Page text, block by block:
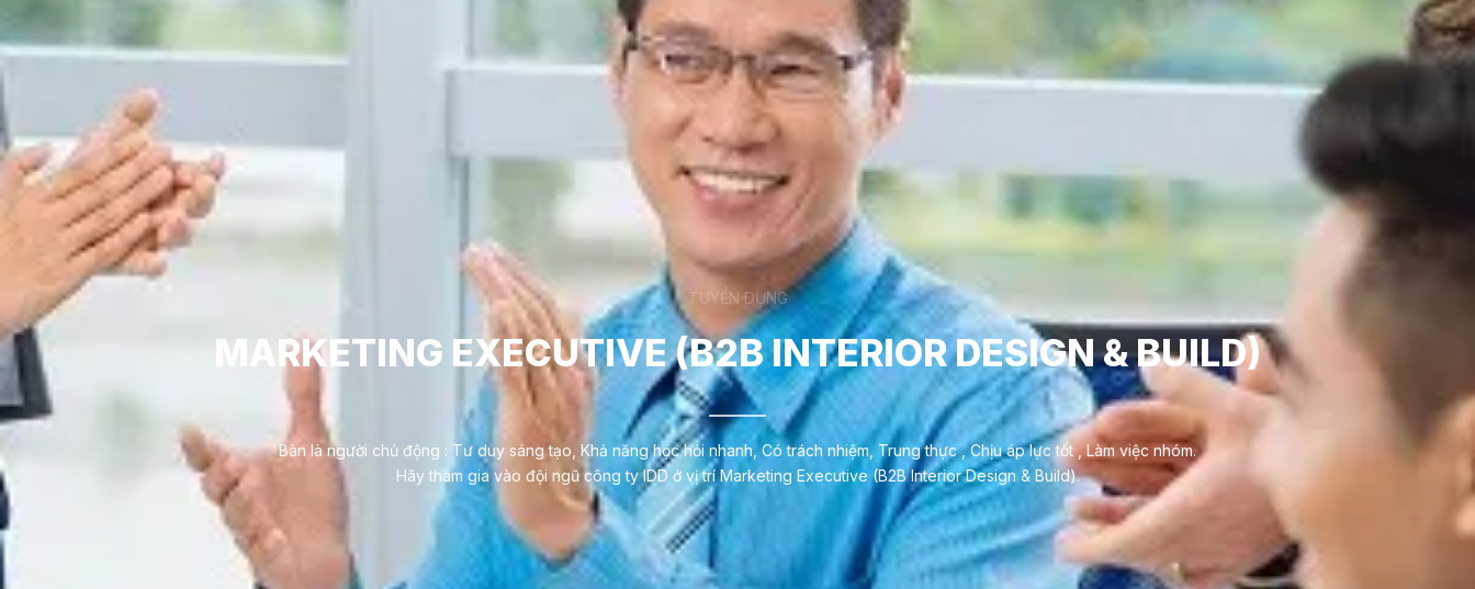
TUYỂN DỤNG
MARKETING EXECUTIVE (B2B INTERIOR DESIGN & BUILD)
Bàn là người chủ động : Tư duy sáng tạo, Khả năng học hỏi nhanh, Có trách nhiệm, Trung thực , Chịu áp lực tốt , Làm việc nhóm.
Hãy tham gia vào đội ngũ công ty IDD ở vị trí Marketing Executive (B2B Interior Design & Build).